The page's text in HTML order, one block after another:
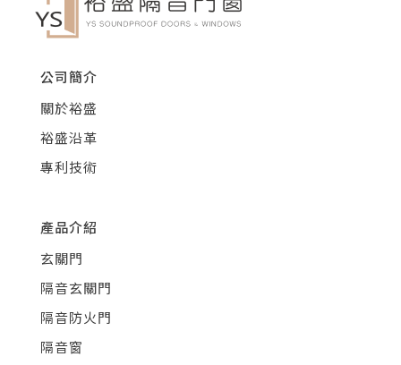
公司簡介
關於裕盛
裕盛沿革
專利技術
產品介紹
玄關門
隔音玄關門
隔音防火門
隔音窗